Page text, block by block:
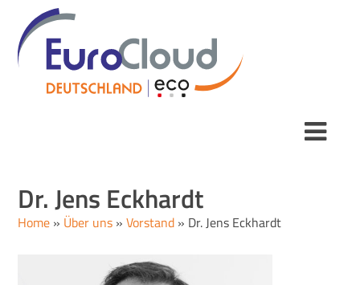
Dr. Jens Eckhardt
Home » Über uns »Vorstand » Dr. Jens Eckhardt